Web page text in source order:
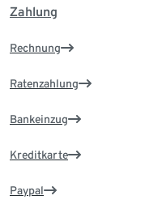
Zahlung
Rechnung
Ratenzahlung
Bankeinzug
Kreditkarte
Paypal